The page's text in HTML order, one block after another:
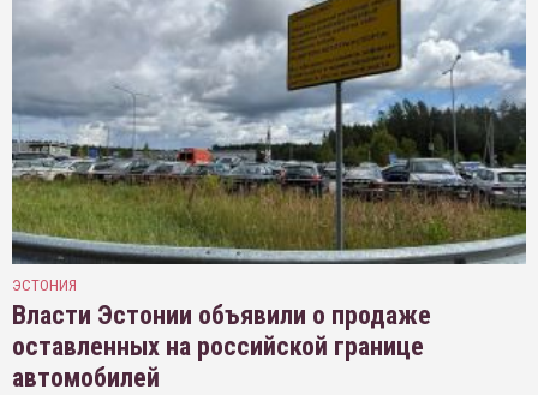
ЭСТОНИЯ
Власти Эстонии объявили о продаже
оставленных на российской границе
автомобилей